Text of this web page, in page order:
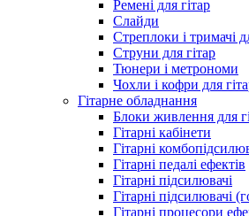
Ремені для гітар
Слайди
Стреплоки і тримачі
Струни для гітар
Тюнери і метрономи
Чохли і кофри для
Гітарне обладнання
Блоки живлення для
Гітарні кабінети
Гітарні
Гітарні педалі ефектів
Гітарні підсилювачі
Гітарні підсилювачі
Гітарні процесори